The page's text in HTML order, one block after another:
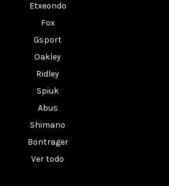
Etxeondo
Fox
Gsport
Oakley
Ridley
Spiuk
Abus
Shimano
Bontrager
Ver todo